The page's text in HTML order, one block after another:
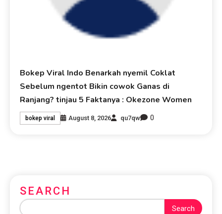
Bokep Viral Indo Benarkah nyemil Coklat
Sebelum ngentot Bikin cowok Ganas di
Ranjang? tinjau 5 Faktanya : Okezone Women
bokep viral August 8, 2026 qu7qw 0
SEARCH
Search